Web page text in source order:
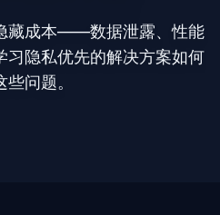
藏成本——数据泄露、性能
隐私优先的解决方案如何
些问题。